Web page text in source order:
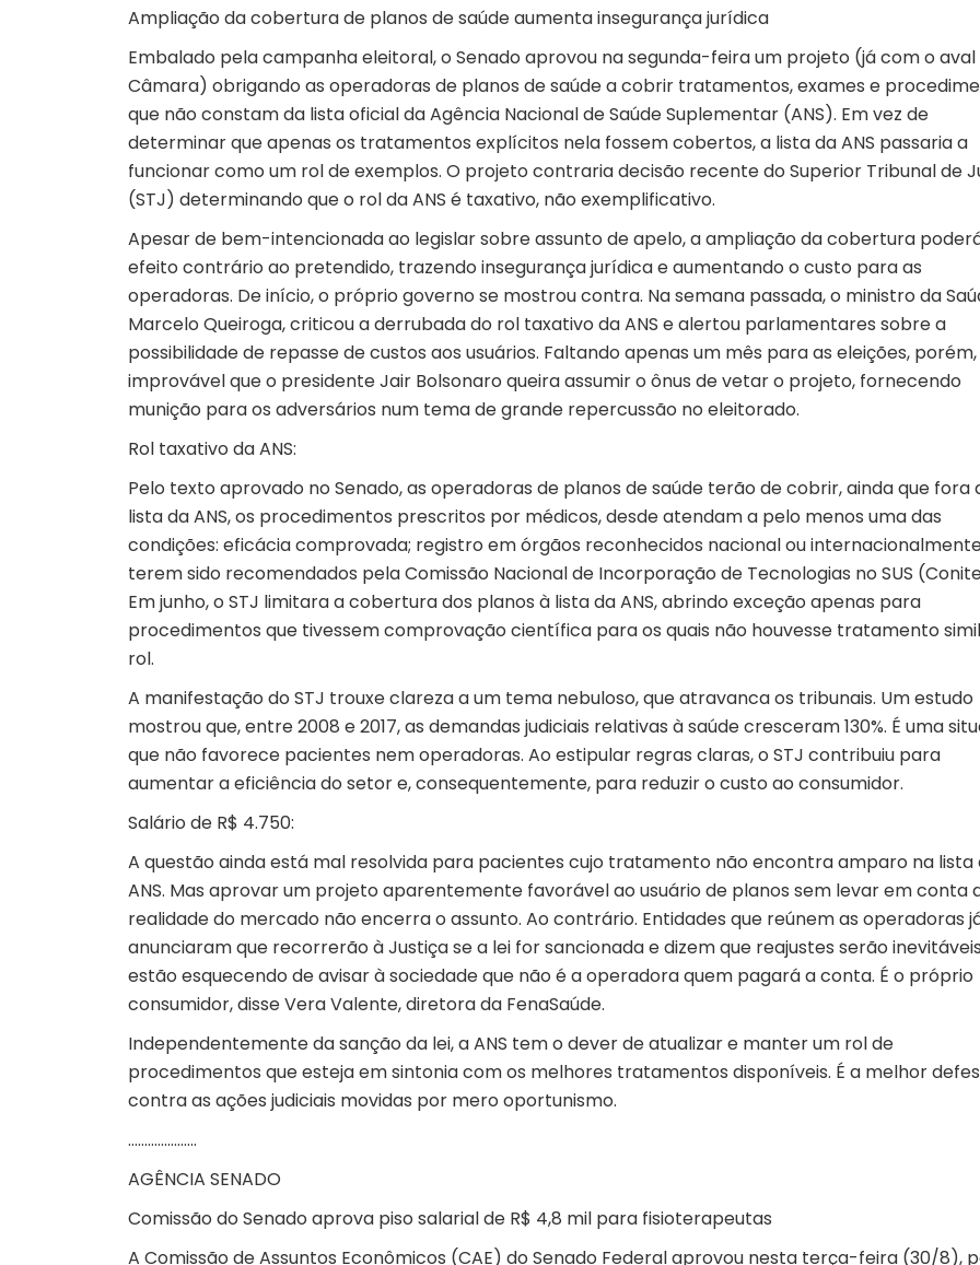
Ampliação da cobertura de planos de saúde aumenta insegurança jurídica
Embalado pela campanha eleitoral, o Senado aprovou na segunda-feira um projeto (já com o aval
Câmara) obrigando as operadoras de planos de saúde a cobrir tratamentos, exames e
que não constam da lista oficial da Agência Nacional de Saúde Suplementar (ANS). Em vez de
determinar que apenas os tratamentos explícitos nela fossem cobertos, a lista da ANS passaria a
funcionar como um rol de exemplos. O projeto contraria decisão recente do Superior Tribunal de
(STJ) determinando que o rol da ANS é taxativo, não exemplificativo.
Apesar de bem-intencionada ao legislar sobre assunto de apelo, a ampliação da cobertura
efeito contrário ao pretendido, trazendo insegurança jurídica e aumentando o custo para as
operadoras. De início, o próprio governo se mostrou contra. Na semana passada, o ministro da
Marcelo Queiroga, criticou a derrubada do rol taxativo da ANS e alertou parlamentares sobre a
possibilidade de repasse de custos aos usuários. Faltando apenas um mês para as eleições,
improvável que o presidente Jair Bolsonaro queira assumir o ônus de vetar o projeto, fornecendo
munição para os adversários num tema de grande repercussão no eleitorado.
Rol taxativo da ANS:
Pelo texto aprovado no Senado, as operadoras de planos de saúde terão de cobrir, ainda que fora
lista da ANS, os procedimentos prescritos por médicos, desde atendam a pelo menos uma das
condições: eficácia comprovada; registro em órgãos reconhecidos nacional ou
terem sido recomendados pela Comissão Nacional de Incorporação de Tecnologias no SUS
Em junho, o STJ limitara a cobertura dos planos à lista da ANS, abrindo exceção apenas para
procedimentos que tivessem comprovação científica para os quais não houvesse tratamento
rol.
A manifestação do STJ trouxe clareza a um tema nebuloso, que atravanca os tribunais. Um estudo
mostrou que, entre 2008 e 2017, as demandas judiciais relativas à saúde cresceram 130%. É uma
que não favorece pacientes nem operadoras. Ao estipular regras claras, o STJ contribuiu para
aumentar a eficiência do setor e, consequentemente, para reduzir o custo ao consumidor.
Salário de R$ 4.750:
A questão ainda está mal resolvida para pacientes cujo tratamento não encontra amparo na lista
ANS. Mas aprovar um projeto aparentemente favorável ao usuário de planos sem levar em conta
realidade do mercado não encerra o assunto. Ao contrário. Entidades que reúnem as operadoras
anunciaram que recorrerão à Justiça se a lei for sancionada e dizem que reajustes serão
estão esquecendo de avisar à sociedade que não é a operadora quem pagará a conta. É o próprio
consumidor, disse Vera Valente, diretora da FenaSaúde.
Independentemente da sanção da lei, a ANS tem o dever de atualizar e manter um rol de
procedimentos que esteja em sintonia com os melhores tratamentos disponíveis. É a melhor
contra as ações judiciais movidas por mero oportunismo.
…………………
AGÊNCIA SENADO
Comissão do Senado aprova piso salarial de R$ 4,8 mil para fisioterapeutas
A Comissão de Assuntos Econômicos (CAE) do Senado Federal aprovou nesta terça-feira (30/8),